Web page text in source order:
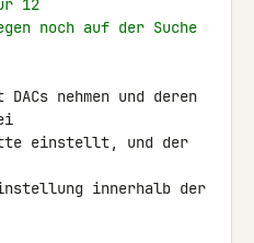
12
noch auf der Suche
nehmen und deren
einstellt, und der
innerhalb der